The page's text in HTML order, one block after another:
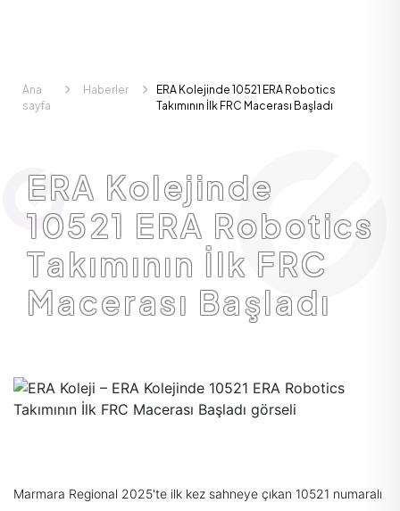
Ana
sayfa
Haberler
ERA Kolejinde 10521 ERA Robotics
Takımının İlk FRC Macerası Başladı
ERA Kolejinde
10521 ERA Robotics
Takımının İlk FRC
Macerası Başladı
Marmara Regional 2025'te ilk kez sahneye çıkan 10521 numaralı